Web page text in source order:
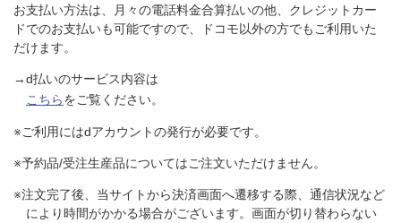
お支払い方法は、月々の電話料金合算払いの他、クレジットカー
ドでのお支払いも可能ですので、ドコモ以外の方でもご利用いた
だけます。
→d払いのサービス内容は
こちらをご覧ください。
※ご利用にはdアカウントの発行が必要です。
※予約品/受注生産品についてはご注文いただけません。
※注文完了後、当サイトから決済画面へ遷移する際、通信状況など
により時間がかかる場合がございます。画面が切り替わらない